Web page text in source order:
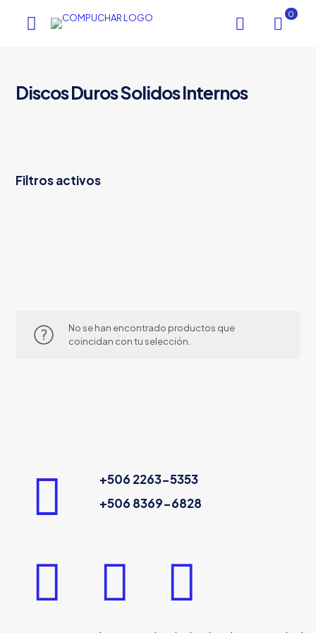
0
Discos Duros Solidos Internos
Filtros activos
No se han encontrado productos que
coincidan con tu selección.
+506 2263-5353
+506 8369-6828